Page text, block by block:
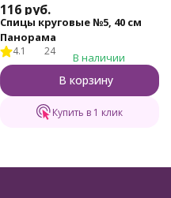
116 руб.
Спицы круговые №5, 40 см
Панорама
4.1 24 В наличии
В корзину
Купить в 1 клик